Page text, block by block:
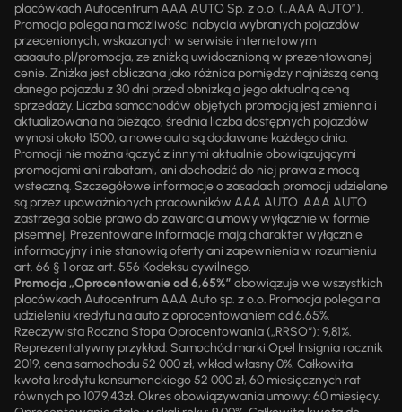
placówkach Autocentrum AAA AUTO Sp. z o.o. („AAA AUTO”).
Promocja polega na możliwości nabycia wybranych pojazdów
przecenionych, wskazanych w serwisie internetowym
aaaauto.pl/promocja, ze zniżką uwidocznioną w prezentowanej
cenie. Zniżka jest obliczana jako różnica pomiędzy najniższą ceną
danego pojazdu z 30 dni przed obniżką a jego aktualną ceną
sprzedaży. Liczba samochodów objętych promocją jest zmienna i
aktualizowana na bieżąco; średnia liczba dostępnych pojazdów
wynosi około 1500, a nowe auta są dodawane każdego dnia.
Promocji nie można łączyć z innymi aktualnie obowiązującymi
promocjami ani rabatami, ani dochodzić do niej prawa z mocą
wsteczną. Szczegółowe informacje o zasadach promocji udzielane
są przez upoważnionych pracowników AAA AUTO. AAA AUTO
zastrzega sobie prawo do zawarcia umowy wyłącznie w formie
pisemnej. Prezentowane informacje mają charakter wyłącznie
informacyjny i nie stanowią oferty ani zapewnienia w rozumieniu
art. 66 § 1 oraz art. 556 Kodeksu cywilnego.
Promocja „Oprocentowanie od 6,65%” obowiązuje we wszystkich
placówkach Autocentrum AAA Auto sp. z o.o. Promocja polega na
udzieleniu kredytu na auto z oprocentowaniem od 6,65%.
Rzeczywista Roczna Stopa Oprocentowania („RRSO“): 9,81%.
Reprezentatywny przykład: Samochód marki Opel Insignia rocznik
2019, cena samochodu 52 000 zł, wkład własny 0%. Całkowita
kwota kredytu konsumenckiego 52 000 zł, 60 miesięcznych rat
równych po 1079,43zł. Okres obowiązywania umowy: 60 miesięcy.